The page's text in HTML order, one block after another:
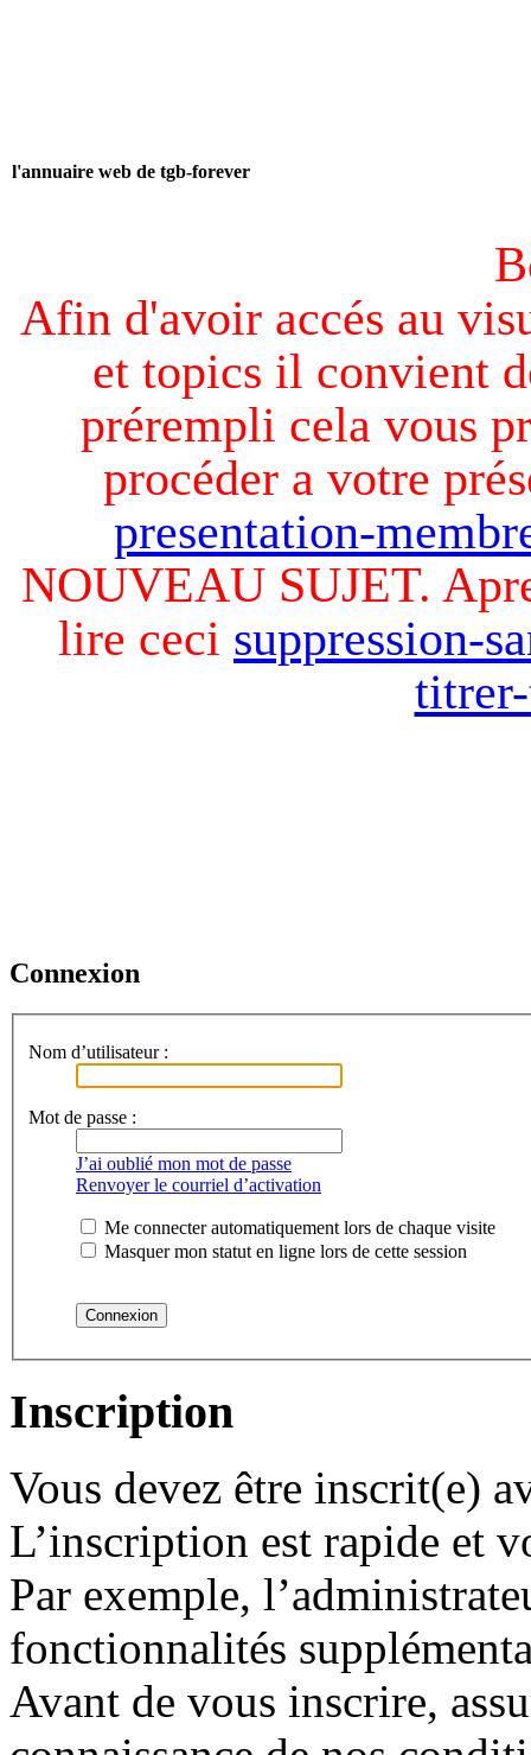
l'annuaire web de tgb-forever
Afin d'avoir accés au
et topics il convient
prérempli cela vous
procéder a votre
presentation-
NOUVEAU SUJET.
lire ceci suppression-
Connexion
Nom d’utilisateur :
Mot de passe :
J’ai oublié mon mot de passe
Renvoyer le courriel d’activation
Me connecter automatiquement lors de chaque visite
Masquer mon statut en ligne lors de cette session
Inscription
Vous devez être inscrit(e)
L’inscription est rapide et
Par exemple,
fonctionnalités
Avant de vous inscrire,